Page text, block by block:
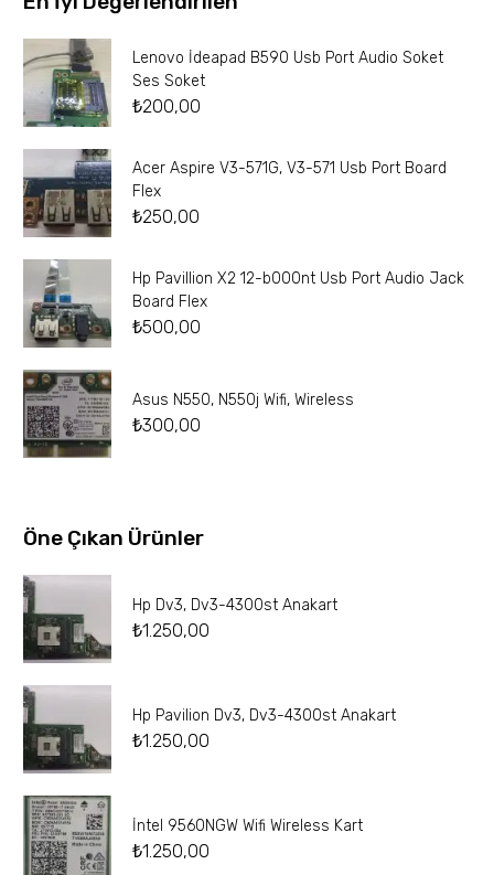
Lenovo İdeapad B590 Usb Port Audio Soket
Ses Soket
₺200,00
Acer Aspire V3-571G, V3-571 Usb Port Board
Flex
₺250,00
Hp Pavillion X2 12-b000nt Usb Port Audio Jack
Board Flex
₺500,00
Asus N550, N550j Wifi, Wireless
₺300,00
Öne Çıkan Ürünler
Hp Dv3, Dv3-4300st Anakart
₺1.250,00
Hp Pavilion Dv3, Dv3-4300st Anakart
₺1.250,00
İntel 9560NGW Wifi Wireless Kart
₺1.250,00